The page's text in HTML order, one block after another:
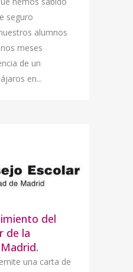
seguro
alumnos
meses
de un
en...
del
de la
una carta de